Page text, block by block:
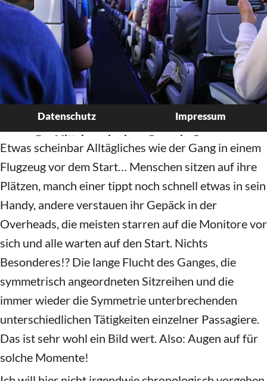
‍Also: Hier geht es weiter mit
meinem 2. Foto-Tipp for
beginners!
Copyright 2025 • Web-Design bympj-design